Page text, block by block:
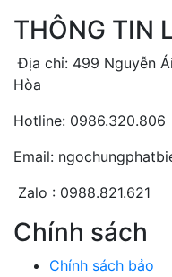
THÔNG TIN
Địa chỉ: 499 Nguyễn
Hòa
Hotline: 0986.320.806
Email:
Zalo : 0988.821.621
Chính sách
Chính sách bảo